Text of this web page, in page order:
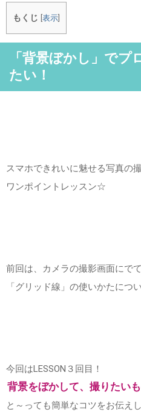
もくじ 表示
「背景ぼかし」でプ
たい！
スマホできれいに魅せる写真の
ワンポイントレッスン☆
前回は、カメラの撮影画面にで
「グリッド線」の使いかたにつ
今回はLESSON３回目！
背景をぼかして、撮りたい
と～っても簡単なコツをお伝え